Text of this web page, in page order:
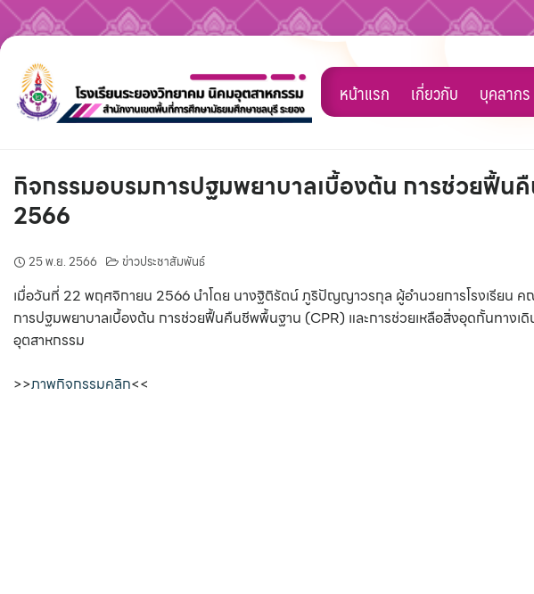
Skip
content
หน้าแรก เกี่ยวกับ บุคลากร
กิจกรรมอบรมการปฐมพยาบาลเบื้องต้น การช่วยฟื้น
2566
25 พ.ย. 2566 ข่าวประชาสัมพันธ์
เมื่อวันที่ 22 พฤศจิกายน 2566 นำโดย นางฐิติรัตน์ ภูริปัญญาวรกุล ผู้อำนวยการโรงเรียน
การปฐมพยาบาลเบื้องต้น การช่วยฟื้นคืนชีพพื้นฐาน (CPR) และการช่วยเหลือสิ่งอุดกั้นทางเ
อุตสาหกรรม
>>ภาพกิจกรรมคลิก<<